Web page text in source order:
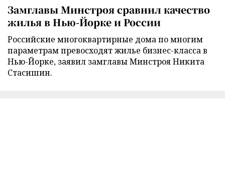
Замглавы Минстроя сравнил качество
жилья в Нью-Йорке и России
Российские многоквартирные дома по многим
параметрам превосходят жилье бизнес-класса в
Нью-Йорке, заявил замглавы Минстроя Никита
Стасишин.